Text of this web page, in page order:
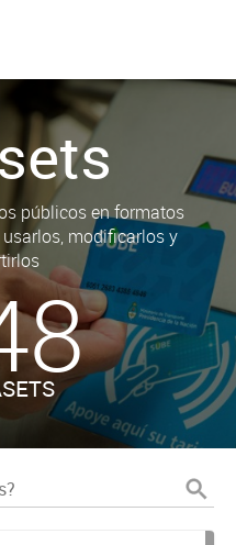
públicos en formatos
modificarlos y